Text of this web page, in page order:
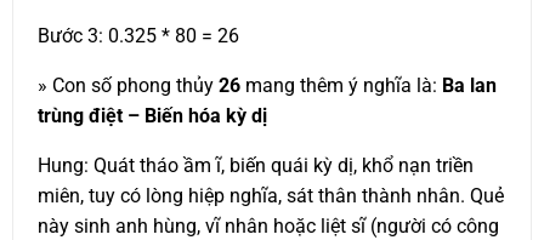
Bước 3: 0.325 * 80 = 26
» Con số phong thủy 26 mang thêm ý nghĩa là: Ba lan
trùng điệt – Biến hóa kỳ dị
Hung: Quát tháo ầm ĩ, biến quái kỳ dị, khổ nạn triền
miên, tuy có lòng hiệp nghĩa, sát thân thành nhân. Quẻ
này sinh anh hùng, vĩ nhân hoặc liệt sĩ (người có công